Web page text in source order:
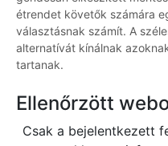
étrendet követők számára
választásnak számít. A
alternatívát kínálnak
tartanak.
Ellenőrzött
Csak a bejelentkezett